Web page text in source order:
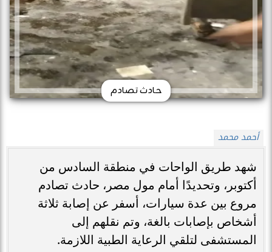
حادث تصادم
أحمد محمد
شهد طريق الواحات في منطقة السادس من
أكتوبر، وتحديدًا أمام مول مصر، حادث تصادم
مروع بين عدة سيارات، أسفر عن إصابة ثلاثة
أشخاص بإصابات بالغة، وتم نقلهم إلى
المستشفى لتلقي الرعاية الطبية اللازمة.